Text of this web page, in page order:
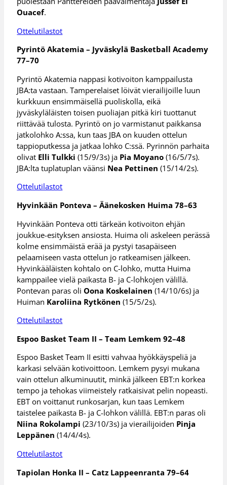
Ouacef.
Ottelutilastot
Pyrintö Akatemia – Jyväskylä Basketball Academy
77–70
Pyrintö Akatemia nappasi kotivoiton kamppailusta
JBA:ta vastaan. Tamperelaiset löivät vierailijoille luun
kurkkuun ensimmäisellä puoliskolla, eikä
jyväskyläläisten toisen puoliajan pitkä kiri tuottanut
riittävää tulosta. Pyrintö on jo varmistanut paikkansa
jatkolohko A:ssa, kun taas JBA on kuuden ottelun
tappioputkessa ja jatkaa lohko C:ssä. Pyrinnön parhaita
olivat Elli Tulkki (15/9/3s) ja Pia Moyano (16/5/7s).
JBA:lta tuplatuplan väänsi Nea Pettinen (15/14/2s).
Ottelutilastot
Hyvinkään Ponteva – Äänekosken Huima 78–63
Hyvinkään Ponteva otti tärkeän kotivoiton ehjän
joukkue-esityksen ansiosta. Huima oli askeleen perässä
kolme ensimmäistä erää ja pystyi tasapäiseen
pelaamiseen vasta ottelun jo ratkeamisen jälkeen.
Hyvinkääläisten kohtalo on C-lohko, mutta Huima
kamppailee vielä paikasta B- ja C-lohkojen välillä.
Pontevan paras oliOona Koskelainen (14/10/6s) ja
Huiman Karoliina Rytkönen (15/5/2s).
Ottelutilastot
Espoo Basket Team II – Team Lemkem 92–48
Espoo Basket Team II esitti vahvaa hyökkäyspeliä ja
karkasi selvään kotivoittoon. Lemkem pysyi mukana
vain ottelun alkuminuutit, minkä jälkeen EBT:n korkea
tempo ja tehokas viimeistely ratkaisivat pelin nopeasti.
EBT on voittanut runkosarjan, kun taas Lemkem
taistelee paikasta B- ja C-lohkon välillä. EBT:n paras oli
Niina Rokolampi (23/10/3s) ja vierailijoiden Pinja
Leppänen (14/4/4s).
Ottelutilastot
Tapiolan Honka II – Catz Lappeenranta 79–64